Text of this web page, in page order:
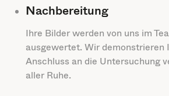
Nachbereitung
Ihre Bilder werden von uns im
ausgewertet. Wir demonstrieren
Anschluss an die Untersuchung
aller Ruhe.